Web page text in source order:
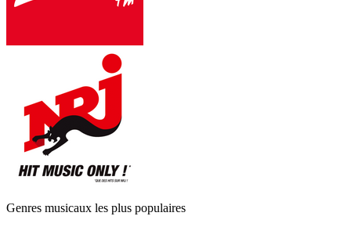
Genres musicaux les plus populaires